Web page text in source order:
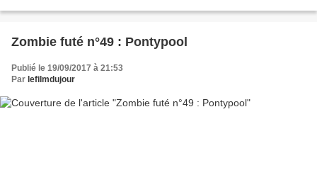
Zombie futé n°49 : Pontypool
Publié le 19/09/2017 à 21:53
Par lefilmdujour